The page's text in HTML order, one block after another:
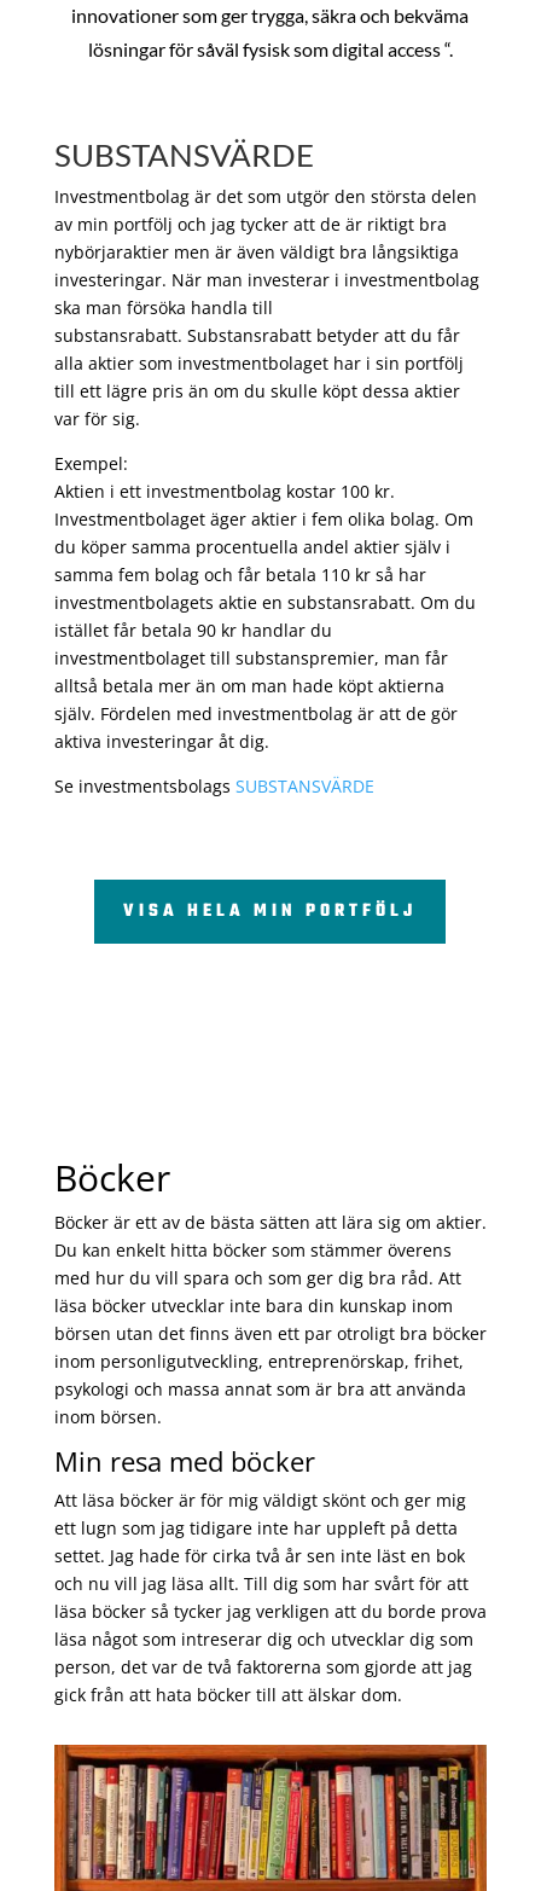
innovationer som ger trygga, säkra och bekväma
lösningar för såväl fysisk som digital access “.
SUBSTANSVÄRDE
Investmentbolag är det som utgör den största delen
av min portfölj och jag tycker att de är riktigt bra
nybörjaraktier men är även väldigt bra långsiktiga
investeringar. När man investerar i investmentbolag
ska man försöka handla till
substansrabatt. Substansrabatt betyder att du får
alla aktier som investmentbolaget har i sin portfölj
till ett lägre pris än om du skulle köpt dessa aktier
var för sig.
Exempel:
Aktien i ett investmentbolag kostar 100 kr.
Investmentbolaget äger aktier i fem olika bolag. Om
du köper samma procentuella andel aktier själv i
samma fem bolag och får betala 110 kr så har
investmentbolagets aktie en substansrabatt. Om du
istället får betala 90 kr handlar du
investmentbolaget till substanspremier, man får
alltså betala mer än om man hade köpt aktierna
själv. Fördelen med investmentbolag är att de gör
aktiva investeringar åt dig.
Se investmentsbolags SUBSTANSVÄRDE
VISA HELA MIN PORTFÖLJ
Böcker
Böcker är ett av de bästa sätten att lära sig om aktier.
Du kan enkelt hitta böcker som stämmer överens
med hur du vill spara och som ger dig bra råd. Att
läsa böcker utvecklar inte bara din kunskap inom
börsen utan det finns även ett par otroligt bra böcker
inom personligutveckling, entreprenörskap, frihet,
psykologi och massa annat som är bra att använda
inom börsen.
Min resa med böcker
Att läsa böcker är för mig väldigt skönt och ger mig
ett lugn som jag tidigare inte har uppleft på detta
settet. Jag hade för cirka två år sen inte läst en bok
och nu vill jag läsa allt. Till dig som har svårt för att
läsa böcker så tycker jag verkligen att du borde prova
läsa något som intreserar dig och utvecklar dig som
person, det var de två faktorerna som gjorde att jag
gick från att hata böcker till att älskar dom.